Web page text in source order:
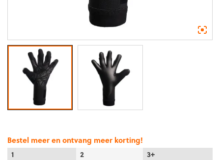
Bestel meer en ontvang meer korting!
1
2
3+